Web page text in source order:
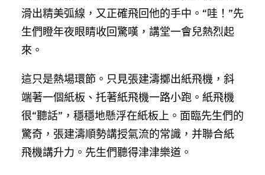
滑出精美弧線，又正確飛回他的手中。“哇！”先
生們瞪年夜眼睛收回驚嘆，講堂一會兒熱烈起
來。
這只是熱場環節。只見張建濤擲出紙飛機，斜
端著一個紙板、托著紙飛機一路小跑。紙飛機
很“聽話”，穩穩地懸浮在紙板上。面臨先生們的
驚奇，張建濤順勢講授氣流的常識，并聯合紙
飛機講升力。先生們聽得津津樂道。